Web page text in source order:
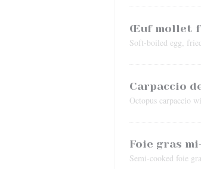
Œuf mollet
Soft-boiled egg,
Carpaccio
Octopus carpaccio
Foie gras
Semi-cooked foie